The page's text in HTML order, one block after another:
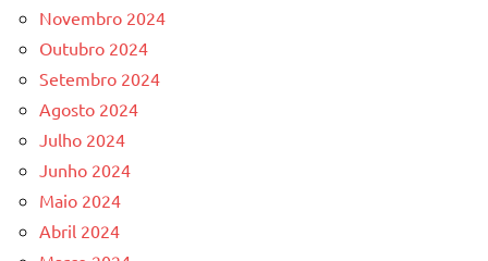
Novembro 2024
Outubro 2024
Setembro 2024
Agosto 2024
Julho 2024
Junho 2024
Maio 2024
Abril 2024